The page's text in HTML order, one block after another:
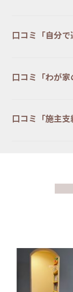
口コミ「自分で
口コミ「わが家
口コミ「施主支